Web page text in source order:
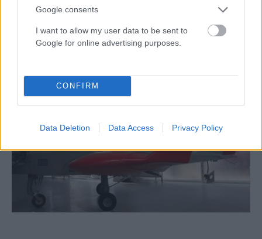
Google consents
I want to allow my user data to be sent to
Google for online advertising purposes.
CONFIRM
Data Deletion Data Access Privacy Policy
επιβατική κίνηση του Ιουλίου στο «Ελευθέριος
Βενιζέλος»